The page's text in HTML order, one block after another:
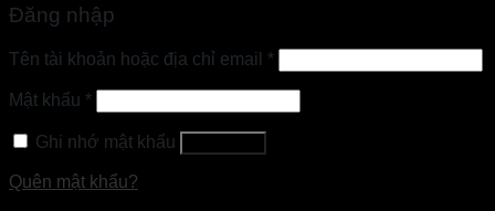
Đăng nhập
Tên tài khoản hoặc địa chỉ email *
Mật khẩu *
Ghi nhớ mật khẩu
Quên mật khẩu?